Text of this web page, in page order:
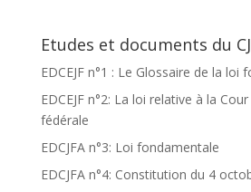
Etudes et documents du
EDCEJF n°1 : Le Glossaire de la loi
EDCEJF n°2: La loi relative à la
fédérale
EDCJFA n°3: Loi fondamentale
EDCJFA n°4: Constitution du 4